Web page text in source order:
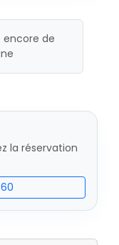
encore de
la réservation